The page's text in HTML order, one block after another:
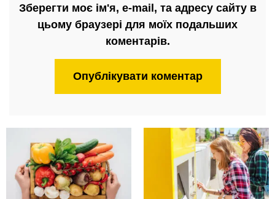
Зберегти моє ім'я, e-mail, та адресу сайту в
цьому браузері для моїх подальших
коментарів.